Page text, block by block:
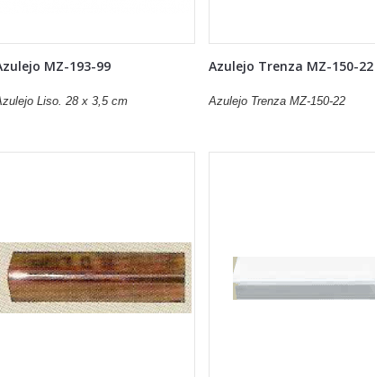
MZ-193-99
Liso. 28 x 3,5 cm
Azulejo Trenza MZ-150-22
Azulejo Trenza MZ-150-22